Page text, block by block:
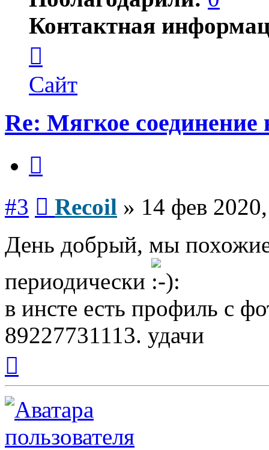
Контактная
пользователя
Recoil
Сайт
Re: Мягкое соединение
#3 Recoil » 14 фев
День добрый, мы
периодически
в инсте есть профиль с
89227731113. удачи
началу